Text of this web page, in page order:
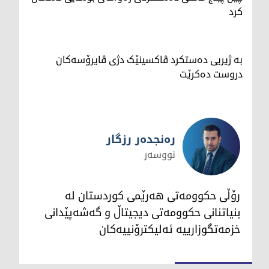
کرد
بە ژیریی دەستکرد ڤاکسینێک دژی ڤایرۆسەکان
دروست دەکرێت
رەنجدەر رزگار
رەنجدەر رزگار
نووسەر
رۆڵی حکوومەتی هەرێمی کوردستان لە
بنیاتنانی حکوومەتی دیجیتاڵ و گەشەپێدانی
خزمەتگوزارییە ئەلیکترۆنییەکان